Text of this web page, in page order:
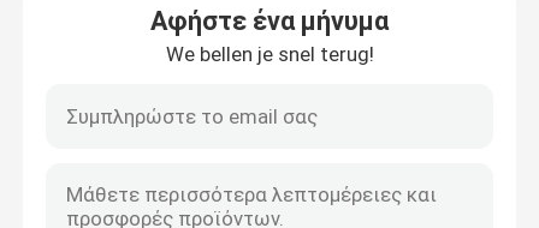
Ζητήστε προσφορά
Αφήστε ένα μήνυμα
We bellen je snel terug!